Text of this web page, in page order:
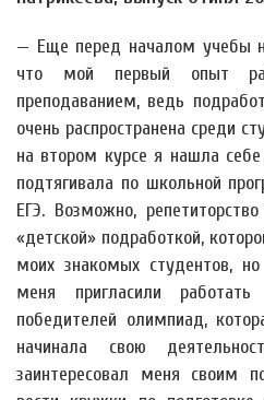
— Еще перед началом учебы
что мой первый опыт
преподаванием, ведь
очень распространена среди
на втором курсе я нашла
подтягивала по школьной
ЕГЭ. Возможно,
«детской» подработкой,
моих знакомых студентов,
меня пригласили
победителей олимпиад,
начинала свою
заинтересовал меня своим